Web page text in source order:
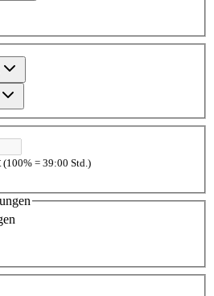
(100% = 39:00 Std.)